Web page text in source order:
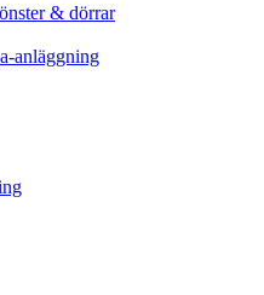
& dörrar
anläggning